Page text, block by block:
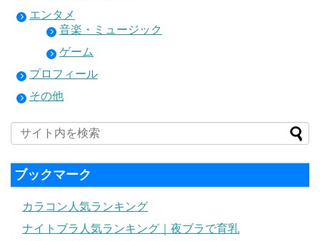
エンタメ
音楽・ミュージック
ゲーム
プロフィール
その他
ブックマーク
カラコン人気ランキング
ナイトブラ人気ランキング｜夜ブラで育乳